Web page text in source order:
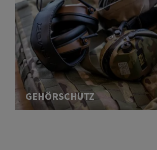
GEHÖRSCHUTZ